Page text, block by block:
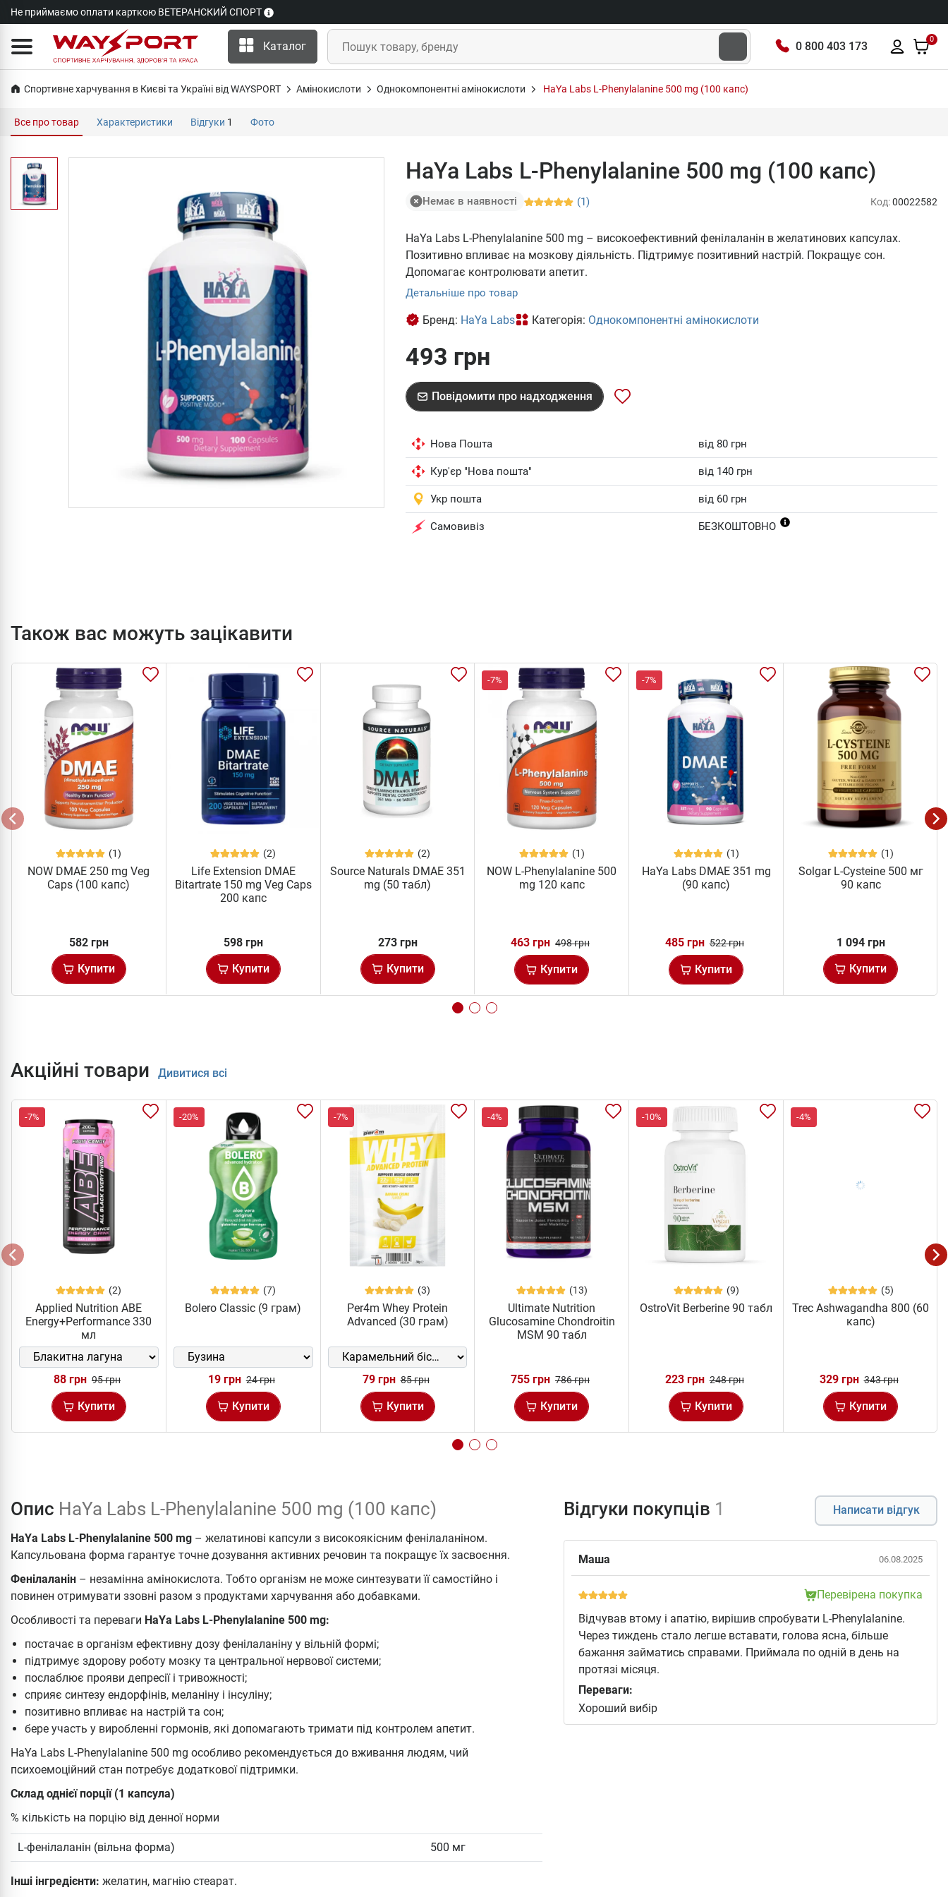
Не приймаємо оплати карткою ВЕТЕРАНСКИЙ СПОРТ
Каталог 0 800 403 173
0
Спортивне харчування в Києві та Україні від WAYSPORT Амінокислоти Однокомпонентні амінокислоти HaYa Labs L-Phenylalanine 500 mg (100 капс)
Все про товар Характеристики Відгуки 1 Фото
HaYa Labs L-Phenylalanine 500 mg (100 капс)
Немає в наявності (1) Код:00022582
HaYa Labs L-Phenylalanine 500 mg – високоефективний фенілаланін в желатинових капсулах.
Позитивно впливає на мозкову діяльність. Підтримує позитивний настрій. Покращує сон.
Допомагає контролювати апетит.
Детальніше про товар
Бренд: HaYa Labs Категорія: Однокомпонентні амінокислоти
493 грн
Повідомити про надходження
Нова Пошта від 80 грн
Кур'єр "Нова пошта" від 140 грн
Укр пошта від 60 грн
Самовивіз БЕЗКОШТОВНО
Також вас можуть зацікавити
(1)
NOW DMAE 250 mg Veg
Caps (100 капс)
582 грн
Купити
(2)
Life Extension DMAE
Bitartrate 150 mg Veg Caps
200 капс
598 грн
Купити
(2)
Source Naturals DMAE 351
mg (50 табл)
273 грн
Купити
-7%
(1)
NOW L-Phenylalanine 500
mg 120 капс
463 грн 498 грн
Купити
-7%
(1)
HaYa Labs DMAE 351 mg
(90 капс)
485 грн 522 грн
Купити
(1)
Solgar L-Cysteine 500 мг
90 капс
1 094 грн
Купити
Акційні товари Дивитися всі
-7%
(2)
Applied Nutrition ABE
Energy+Performance 330
мл
88 грн 95 грн
Купити
-20%
(7)
Bolero Classic (9 грам)
19 грн 24 грн
Купити
-7%
(3)
Per4m Whey Protein
Advanced (30 грам)
79 грн 85 грн
Купити
-4%
(13)
Ultimate Nutrition
Glucosamine Chondroitin
MSM 90 табл
755 грн 786 грн
Купити
-10%
(9)
OstroVit Berberine 90 табл
223 грн 248 грн
Купити
-4%
(5)
Trec Ashwagandha 800 (60
капс)
329 грн 343 грн
Купити
Опис HaYa Labs L-Phenylalanine 500 mg (100 капс)
HaYa Labs L-Phenylalanine 500 mg – желатинові капсули з високоякісним фенілаланіном.
Капсульована форма гарантує точне дозування активних речовин та покращує їх засвоєння.
Фенілаланін – незамінна амінокислота. Тобто організм не може синтезувати її самостійно і
повинен отримувати ззовні разом з продуктами харчування або добавками.
Особливості та переваги HaYa Labs L-Phenylalanine 500 mg:
постачає в організм ефективну дозу фенілаланіну у вільній формі;
підтримує здорову роботу мозку та центральної нервової системи;
послаблює прояви депресії і тривожності;
сприяє синтезу ендорфінів, меланіну і інсуліну;
позитивно впливає на настрій та сон;
бере участь у виробленні гормонів, які допомагають тримати під контролем апетит.
HaYa Labs L-Phenylalanine 500 mg особливо рекомендується до вживання людям, чий
психоемоційний стан потребує додаткової підтримки.
Склад однієї порції (1 капсула)
% кількість на порцію від денної норми
L-фенілаланін (вільна форма) 500 мг
Інші інгредієнти: желатин, магнію стеарат.
Відгуки покупців 1 Написати відгук
Маша 06.08.2025
Перевірена покупка
Відчував втому і апатію, вирішив спробувати L-Phenylalanine.
Через тиждень стало легше вставати, голова ясна, більше
бажання займатись справами. Приймала по одній в день на
протязі місяця.
Переваги:
Хороший вибір